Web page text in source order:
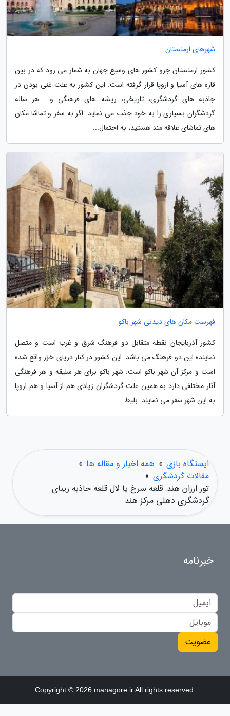
شهرهای ارمنستان
کشور ارمنستان جزو کشور های وسیع جهان به شمار می رود که در بین
قاره های آسیا و اروپا قرار گرفته است. این کشور به علت غنی بودن در
جاذبه های گردشگری، تاریخی، ریشه های فرهنگی و... هر ساله
گردشگران بسیاری را به خود جذب می نماید. اگر به سفر و تماشا مکان
های تماشای علاقه مند هستید، به احتمال...
فهرست مکان های دیدنی شهر باکو
کشور آذربایجان نقطه متقابل دو فرهنگ شرق و غرب است و متصل
نماینده این دو فرهنگ می باشد. این کشور در کنار دریای خزر واقع شده
است و مرکز آن شهر باکو است. شهر باکو برای هر سلیقه و هر فرهنگی
آثار مختلفی دارد به همین علت گردشگران زیادی هم از آسیا و هم اروپا
به این شهر سفر می نمایند. بلیط...
ایستگاه بازی » همه اخبار و مقاله ها »
مقالات گردشگری »
تور ارزان هند: قلعه سرخ یا لال قلعه جاذبه زیبای
گردشگری دهلی مرکز هند
خبرنامه
عضویت
Copyright © 2026 managore.ir All rights reserved.